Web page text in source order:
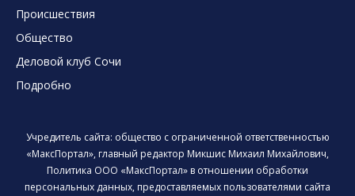
Происшествия
Общество
Деловой клуб Сочи
Подробно
Учредитель сайта: общество с ограниченной ответственностью
«МаксПортал», главный редактор Микшис Михаил Михайлович,
Политика ООО «МаксПортал» в отношении обработки
персональных данных, предоставляемых пользователями сайта